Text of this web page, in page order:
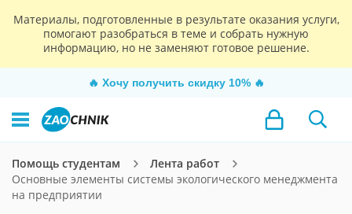
Материалы, подготовленные в результате оказания услуги,
помогают разобраться в теме и собрать нужную
информацию, но не заменяют готовое решение.
🔥 Хочу получить скидку 10% 🔥
Помощь студентам
Лента работ
Основные элементы системы экологического менеджмента
на предприятии